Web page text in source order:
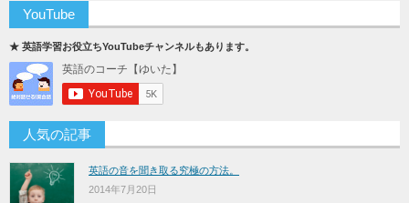
YouTube
★ 英語学習お役立ちYouTubeチャンネルもあります。
人気の記事
英語の音を聞き取る究極の方法。
2014年7月20日